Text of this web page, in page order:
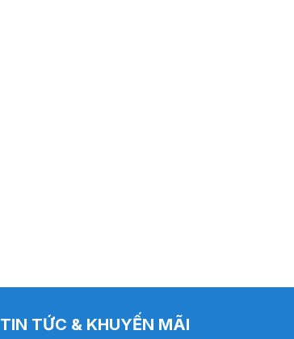
TIN TỨC & KHUYẾN MÃI